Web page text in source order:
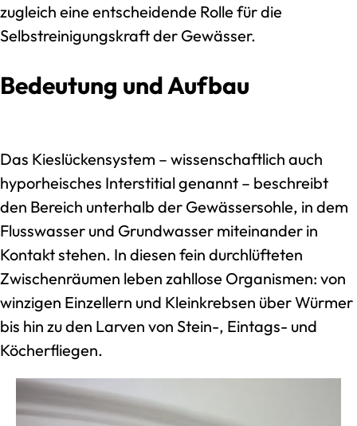
zugleich eine entscheidende Rolle für die
Selbstreinigungskraft der Gewässer.
Bedeutung und Aufbau
Das Kieslückensystem – wissenschaftlich auch
hyporheisches Interstitial genannt – beschreibt
den Bereich unterhalb der Gewässersohle, in dem
Flusswasser und Grundwasser miteinander in
Kontakt stehen. In diesen fein durchlüfteten
Zwischenräumen leben zahllose Organismen: von
winzigen Einzellern und Kleinkrebsen über Würmer
bis hin zu den Larven von Stein-, Eintags- und
Köcherfliegen.